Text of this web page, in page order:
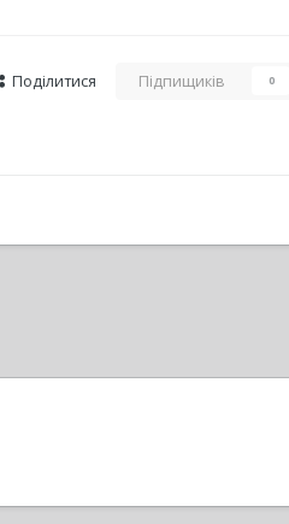
Поділитися Підпищиків 0